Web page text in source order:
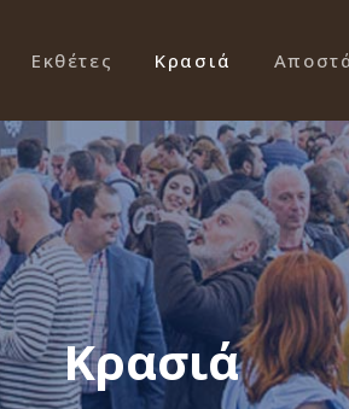
Εκθέτες Κρασιά
Κρασιά